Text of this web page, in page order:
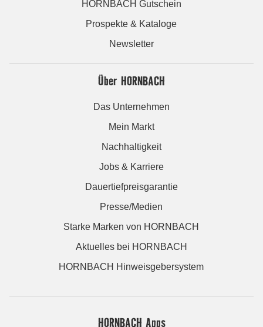
HORNBACH Gutschein
Prospekte & Kataloge
Newsletter
Über HORNBACH
Das Unternehmen
Mein Markt
Nachhaltigkeit
Jobs & Karriere
Dauertiefpreisgarantie
Presse/Medien
Starke Marken von HORNBACH
Aktuelles bei HORNBACH
HORNBACH Hinweisgebersystem
HORNBACH Apps